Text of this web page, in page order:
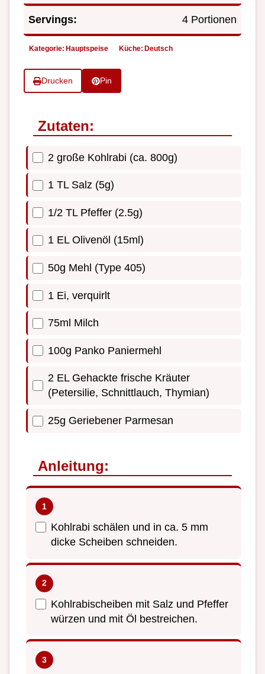
Servings: 4 Portionen
Kategorie: Hauptspeise Küche: Deutsch
Drucken Pin
Zutaten:
2 große Kohlrabi (ca. 800g)
1 TL Salz (5g)
1/2 TL Pfeffer (2.5g)
1 EL Olivenöl (15ml)
50g Mehl (Type 405)
1 Ei, verquirlt
75ml Milch
100g Panko Paniermehl
2 EL Gehackte frische Kräuter
(Petersilie, Schnittlauch, Thymian)
25g Geriebener Parmesan
Anleitung:
Kohlrabi schälen und in ca. 5 mm
dicke Scheiben schneiden.
Kohlrabischeiben mit Salz und Pfeffer
würzen und mit Öl bestreichen.